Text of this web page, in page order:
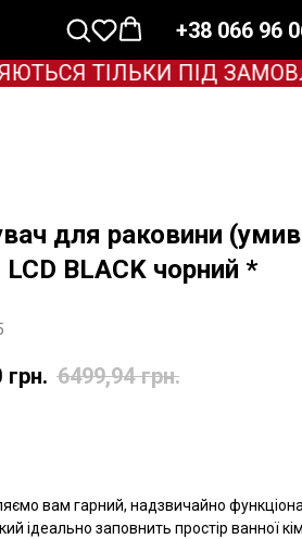
+38 066 96
ТІЛЬКИ ПІД
для раковини
BLACK чорний *
грн. 6499,94 грн.
вам гарний, надзвичайно
ідеально заповнить простір ванної